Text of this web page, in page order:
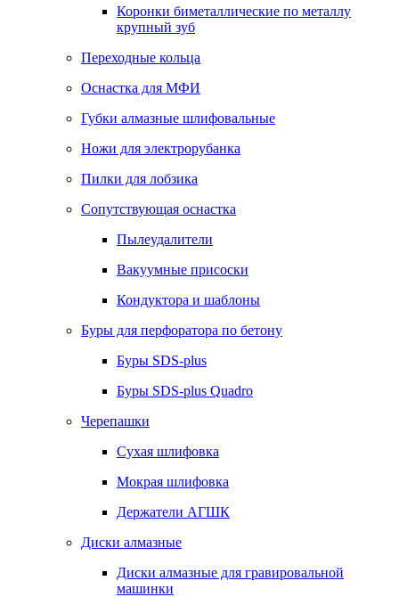
Коронки биметаллические по металлу
крупный зуб
Переходные кольца
Оснастка для МФИ
Губки алмазные шлифовальные
Ножи для электрорубанка
Пилки для лобзика
Сопутствующая оснастка
Пылеудалители
Вакуумные присоски
Кондуктора и шаблоны
Буры для перфоратора по бетону
Буры SDS-plus
Буры SDS-plus Quadro
Черепашки
Сухая шлифовка
Мокрая шлифовка
Держатели АГШК
Диски алмазные
Диски алмазные для гравировальной
машинки